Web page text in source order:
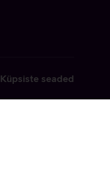
Küpsiste seaded